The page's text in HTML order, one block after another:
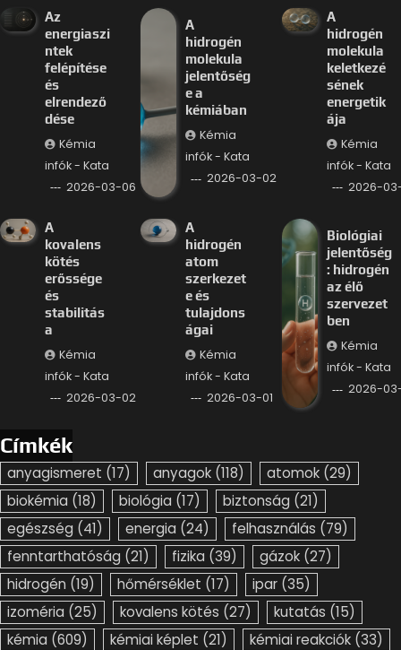
Az
energiaszi
ntek
felépítése
és
elrendező
dése
Kémia
infók - Kata
2026-03-06
A
hidrogén
molekula
jelentőség
e a
kémiában
Kémia
infók - Kata
2026-03-02
A
hidrogén
molekula
keletkezé
sének
energetik
ája
Kémia
infók - Kata
2026-
A
kovalens
kötés
erőssége
és
stabilitás
a
Kémia
infók - Kata
2026-03-02
A
hidrogén
atom
szerkezet
e és
tulajdons
ágai
Kémia
infók - Kata
2026-03-01
Biológiai
jelentőség
: hidrogén
az élő
szervezet
ben
Kémia
infók - Kata
2026-
Címkék
anyagismeret (17) anyagok (118) atomok (29)
biokémia (18) biológia (17) biztonság (21)
egészség (41) energia (24) felhasználás (79)
fenntarthatóság (21) fizika (39) gázok (27)
hidrogén (19) hőmérséklet (17) ipar (35)
izoméria (25) kovalens kötés (27) kutatás (15)
kémia (609) kémiai képlet (21) kémiai reakciók (33)